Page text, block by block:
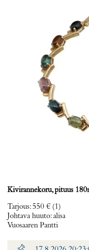
Kivirannekoru, pituus
Tarjous: 550 € (1)
Johtava huuto:alisa
Vuosaaren Pantti